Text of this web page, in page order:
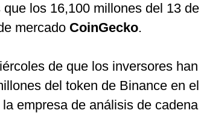
los 16,100 millones del 13 de
mercado CoinGecko.
de que los inversores han
del token de Binance en el
empresa de análisis de cadena